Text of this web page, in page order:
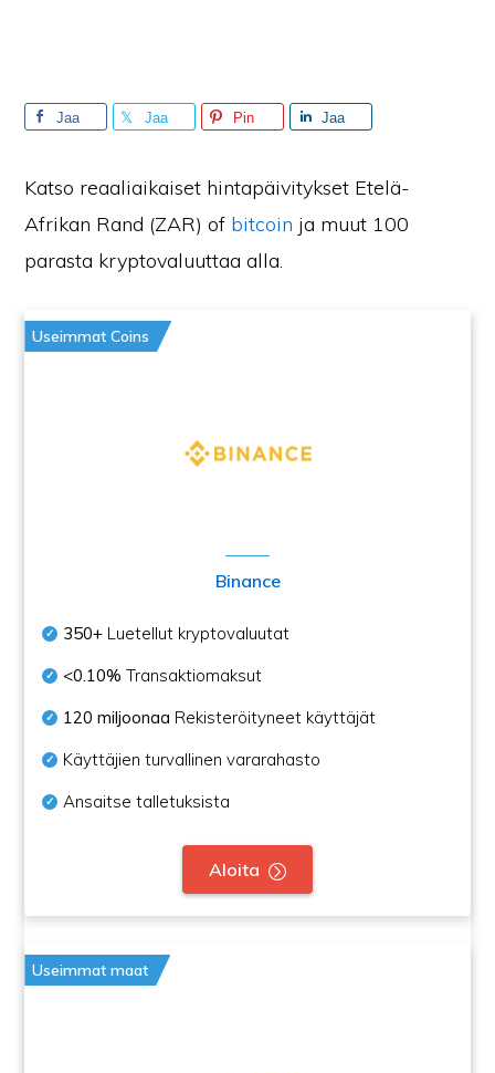
Jaa Jaa Pin Jaa
Katso reaaliaikaiset hintapäivitykset Etelä-
Afrikan Rand (ZAR) of bitcoin ja muut 100
parasta kryptovaluuttaa alla.
Useimmat Coins
Binance
350+ Luetellut kryptovaluutat
<0.10% Transaktiomaksut
120 miljoonaa Rekisteröityneet käyttäjät
Käyttäjien turvallinen vararahasto
Ansaitse talletuksista
Aloita
Useimmat maat